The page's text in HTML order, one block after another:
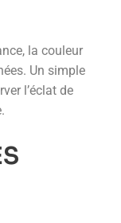
la couleur
Un simple
l’éclat de